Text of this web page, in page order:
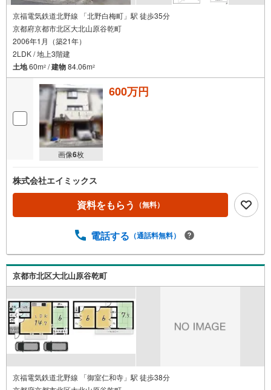
京福電気鉄道北野線 「北野白梅町」駅 徒歩35分
京都府京都市北区大北山原谷乾町
2006年1月（築21年）
2LDK / 地上3階建
土地60m2 /建物84.06m2
画像6枚
600万円
株式会社エイミックス
資料をもらう （無料）
電話する （通話料無料）
京都市北区大北山原谷乾町
京福電気鉄道北野線 「御室仁和寺」駅 徒歩38分